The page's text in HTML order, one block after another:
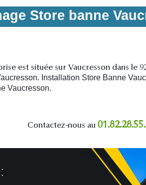
Store banne
est située sur Vaucresson dans le
Installation Store Banne
Vaucresson.
Contactez-nous au